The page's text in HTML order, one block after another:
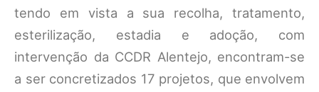
tendo em vista a sua recolha, tratamento,
esterilização, estadia e adoção, com
intervenção da CCDR Alentejo, encontram-se
a ser concretizados 17 projetos, que envolvem